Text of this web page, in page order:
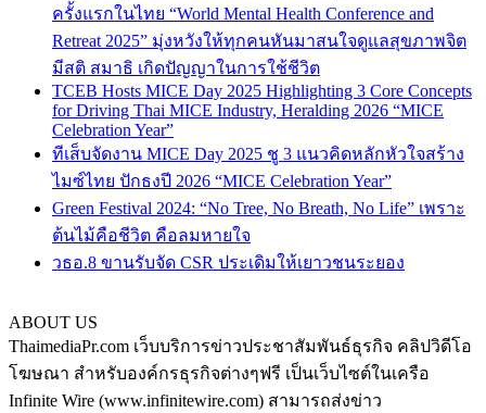
ครั้งแรกในไทย “World Mental Health Conference and
Retreat 2025” มุ่งหวังให้ทุกคนหันมาสนใจดูแลสุขภาพจิต
มีสติ สมาธิ เกิดปัญญาในการใช้ชีวิต
TCEB Hosts MICE Day 2025 Highlighting 3 Core Concepts
for Driving Thai MICE Industry, Heralding 2026 “MICE
Celebration Year”
ทีเส็บจัดงาน MICE Day 2025 ชู 3 แนวคิดหลักหัวใจสร้าง
ไมซ์ไทย ปักธงปี 2026 “MICE Celebration Year”
Green Festival 2024: “No Tree, No Breath, No Life” เพราะ
ต้นไม้คือชีวิต คือลมหายใจ
วธอ.8 ขานรับจัด CSR ประเดิมให้เยาวชนระยอง
ABOUT US
ThaimediaPr.com เว็บบริการข่าวประชาสัมพันธ์ธุรกิจ คลิปวิดีโอ
โฆษณา สำหรับองค์กรธุรกิจต่างๆฟรี เป็นเว็บไซต์ในเครือ
Infinite Wire (www.infinitewire.com) สามารถส่งข่าว